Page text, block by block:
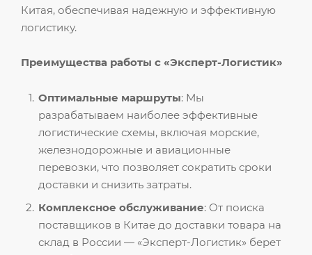
Китая, обеспечивая надежную и эффективную
логистику.
Преимущества работы с «Эксперт-Логистик»
Оптимальные маршруты: Мы
разрабатываем наиболее эффективные
логистические схемы, включая морские,
железнодорожные и авиационные
перевозки, что позволяет сократить сроки
доставки и снизить затраты.
Комплексное обслуживание: От поиска
поставщиков в Китае до доставки товара на
склад в России — «Эксперт-Логистик» берет